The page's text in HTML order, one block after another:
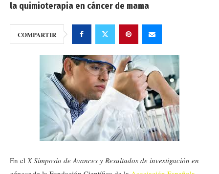
la quimioterapia en cáncer de mama
COMPARTIR
En elX Simposio de Avances y Resultados de investigación en